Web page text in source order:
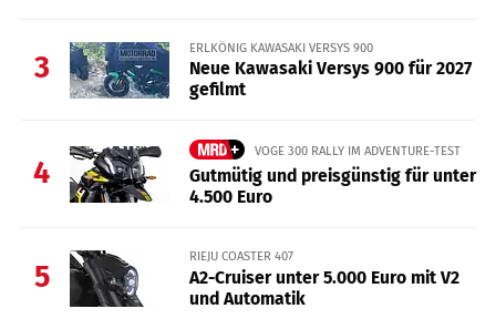
3
ERLKÖNIG KAWASAKI VERSYS 900
Neue Kawasaki Versys 900 für 2027
gefilmt
4
VOGE 300 RALLY IM ADVENTURE-TEST
Gutmütig und preisgünstig für unter
4.500 Euro
5
RIEJU COASTER 407
A2-Cruiser unter 5.000 Euro mit V2
und Automatik